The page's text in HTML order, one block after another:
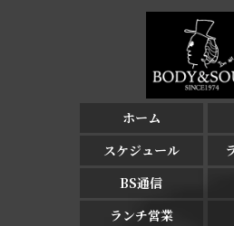
ホーム
スケジュール
BS通信
ランチ営業